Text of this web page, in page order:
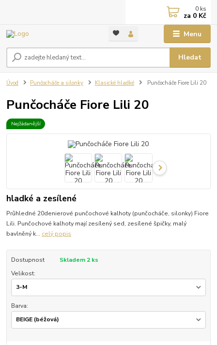
Menu
Hledat
0 ks
za 0 Kč
Úvod Punčocháče a silonky Klasické hladké Punčocháče Fiore Lili 20
Punčocháče Fiore Lili 20
Nejžádanější
hladké a zesílené
Průhledné 20denierové punčochové kalhoty (punčocháče, silonky) Fiore
Lili. Punčochové kalhoty mají zesílený sed, zesílené špičky, malý
bavlněný k... celý popis
Dostupnost
Skladem 2 ks
Velikost:
Barva: